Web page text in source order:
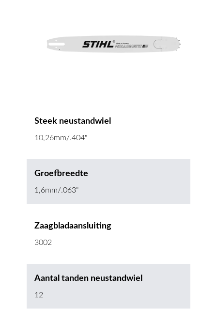
Steek neustandwiel
10,26mm/.404"
Groefbreedte
1,6mm/.063"
Zaagbladaansluiting
3002
Aantal tanden neustandwiel
12